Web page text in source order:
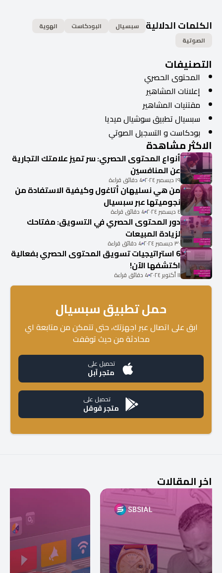
الكلمات الدلالية سبسيال البودكاست
الهوية
الصوتية
التصنيفات
المحتوى الحصري
إعلانات المشاهير
مقتنيات المشاهير
سبسيال تطبيق سوشيال ميديا
بودكاست و التسجيل الصوتي
الاكثر مشاهدة
أنواع المحتوى الحصري: سر تميز علامتك التجارية
عن المنافسين
١٩ ديسمبر ٢٠٢٤ 4 دقائق قراءة
من هي نسليهان أتاغول وكيفية الاستفادة من
نجوميتها عبر سبسيال
٤ ديسمبر ٢٠٢٤ 4 دقائق قراءة
دور المحتوى الحصري في التسويق: مفتاحك
لزيادة المبيعات
٣٠ ديسمبر ٢٠٢٤ 4 دقائق قراءة
6 استراتيجيات تسويق المحتوى الحصري بفعالية
اكتشفها الآن!
١١ أكتوبر ٢٠٢٤ 4 دقائق قراءة
حمل تطبيق سبسيال
ابق على اتصال عبر اجهزتك، حتى تتمكن من متابعة اي
محادثة من حيث توقفت
تحميل على
متجر آبل
تحميل على
متجر قوقل
اخر المقالات